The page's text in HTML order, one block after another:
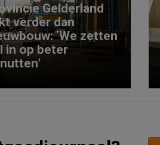
Gelderland
verder dan
‘We zetten
in op beter